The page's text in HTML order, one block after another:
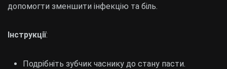
допомогти зменшити інфекцію та біль.
Інструкції:
Подрібніть зубчик часнику до стану пасти.